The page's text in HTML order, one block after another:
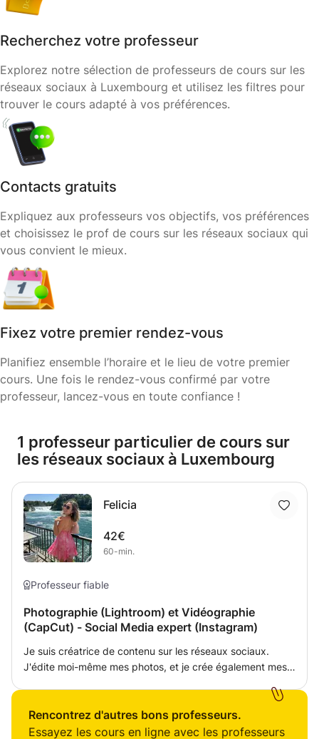
Recherchez votre professeur
Explorez notre sélection de professeurs de cours sur les
réseaux sociaux à Luxembourg et utilisez les filtres pour
trouver le cours adapté à vos préférences.
Contacts gratuits
Expliquez aux professeurs vos objectifs, vos préférences
et choisissez le prof de cours sur les réseaux sociaux qui
vous convient le mieux.
Fixez votre premier rendez-vous
Planifiez ensemble l’horaire et le lieu de votre premier
cours. Une fois le rendez-vous confirmé par votre
professeur, lancez-vous en toute confiance !
1 professeur particulier de cours sur
les réseaux sociaux à Luxembourg
Felicia
42€
60-min.
Professeur fiable
Photographie (Lightroom) et Vidéographie
(CapCut) - Social Media expert (Instagram)
Je suis créatrice de contenu sur les réseaux sociaux.
J'édite moi-même mes photos, et je crée également mes
exemple avec Lightroom. - Je travaille avec un iPhone,
mais si vous possédez un Android, je verrai avec vous
Rencontrez d'autres bons professeurs.
Essayez les cours en ligne avec les professeurs